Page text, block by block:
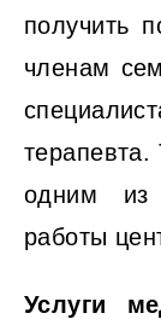
получить
членам
терапевта.
одним из
работы
Услуги